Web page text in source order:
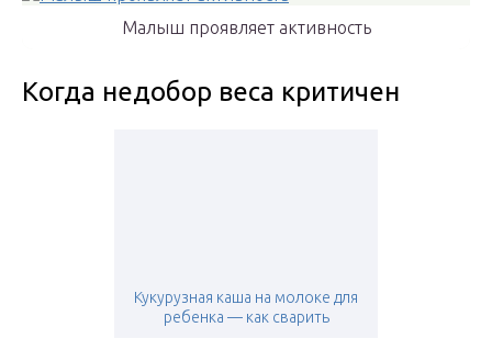
Малыш проявляет активность
Когда недобор веса критичен
Кукурузная каша на молоке для
ребенка — как сварить